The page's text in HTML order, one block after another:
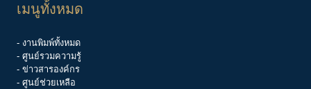
เมนูทั้งหมด
- งานพิมพ์ทั้งหมด
- ศูนย์รวมความรู้
- ข่าวสารองค์กร
- ศูนย์ช่วยเหลือ